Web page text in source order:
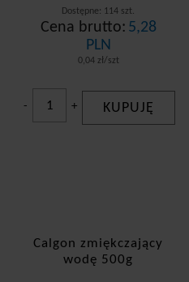
Dostępne: 114 szt.
Cena brutto: 5,28
PLN
0,04 zł/szt
- + KUPUJĘ
Calgon zmiękczający
wodę 500g